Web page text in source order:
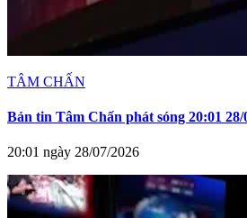
TÂM CHẤN
Bản tin Tâm Chấn phát sóng 20:01 28/
20:01 ngày 28/07/2026